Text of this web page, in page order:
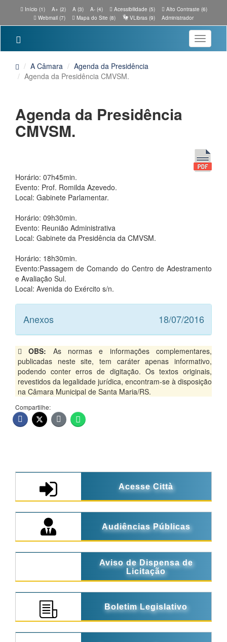
Início (1) A+ (2) A (3) A- (4) Acessibilidade (5)
Alto Contraste (6)
Webmail (7)
Mapa do Site (8) VLibras (9) Administrador
Toggle
A Câmara
Agenda da Presidência
Agenda da Presidência CMVSM.
Agenda da Presidência
CMVSM.
Horário: 07h45min.
Evento: Prof. Romilda Azevedo.
Local: Gabinete Parlamentar.
Horário: 09h30min.
Evento: Reunião Administrativa
Local: Gabinete da Presidência da CMVSM.
Horário: 18h30min.
Evento:Passagem de Comando do Centro de Adestramento
e Avaliação Sul.
Local: Avenida do Exército s/n.
Anexos 18/07/2016
OBS: As normas e informações complementares,
publicadas neste site, tem caráter apenas informativo,
podendo conter erros de digitação. Os textos originais,
revestidos da legalidade jurídica, encontram-se à disposição
na Câmara Municipal de Santa Maria/RS.
Compartilhe:
Acesse Città
Audiências Públicas
Aviso de Dispensa de
Licitação
Boletim Legislativo